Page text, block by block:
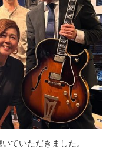
ていただきました。